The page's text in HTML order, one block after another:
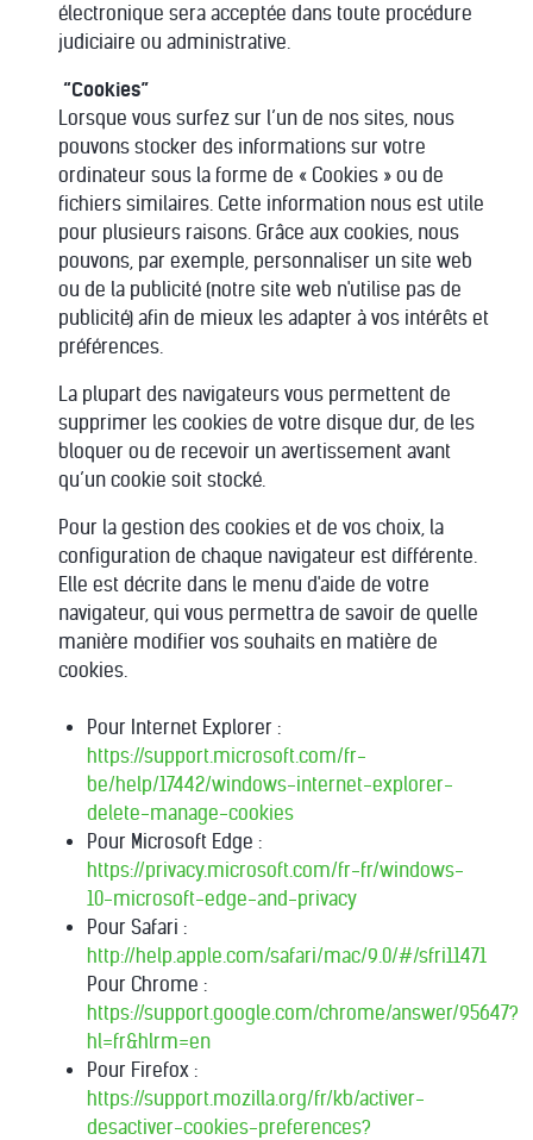
électronique sera acceptée dans toute procédure
judiciaire ou administrative.
“Cookies”
Lorsque vous surfez sur l’un de nos sites, nous
pouvons stocker des informations sur votre
ordinateur sous la forme de « Cookies » ou de
fichiers similaires. Cette information nous est utile
pour plusieurs raisons. Grâce aux cookies, nous
pouvons, par exemple, personnaliser un site web
ou de la publicité (notre site web n'utilise pas de
publicité) afin de mieux les adapter à vos intérêts et
préférences.
La plupart des navigateurs vous permettent de
supprimer les cookies de votre disque dur, de les
bloquer ou de recevoir un avertissement avant
qu’un cookie soit stocké.
Pour la gestion des cookies et de vos choix, la
configuration de chaque navigateur est différente.
Elle est décrite dans le menu d'aide de votre
navigateur, qui vous permettra de savoir de quelle
manière modifier vos souhaits en matière de
cookies.
Pour Internet Explorer :
https://support.microsoft.com/fr-
be/help/17442/windows-internet-explorer-
delete-manage-cookies
Pour Microsoft Edge :
https://privacy.microsoft.com/fr-fr/windows-
10-microsoft-edge-and-privacy
Pour Safari :
http://help.apple.com/safari/mac/9.0/#/sfri11471
Pour Chrome :
https://support.google.com/chrome/answer/95647?
hl=fr&hlrm=en
Pour Firefox :
https://support.mozilla.org/fr/kb/activer-
desactiver-cookies-preferences?